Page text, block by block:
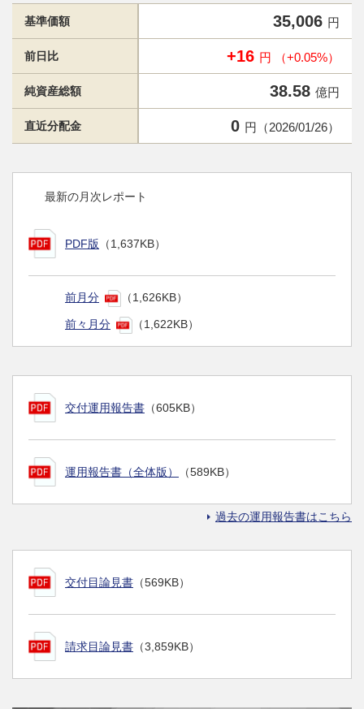
基準価額 35,006 円
前日比 +16 円 （+0.05%）
純資産総額 38.58 億円
直近分配金 0 円（2026/01/26）
最新の月次レポート
PDF版 （1,637KB）
前月分 （1,626KB）
前々月分 （1,622KB）
交付運用報告書 （605KB）
運用報告書（全体版） （589KB）
過去の運用報告書はこちら
交付目論見書 （569KB）
請求目論見書 （3,859KB）